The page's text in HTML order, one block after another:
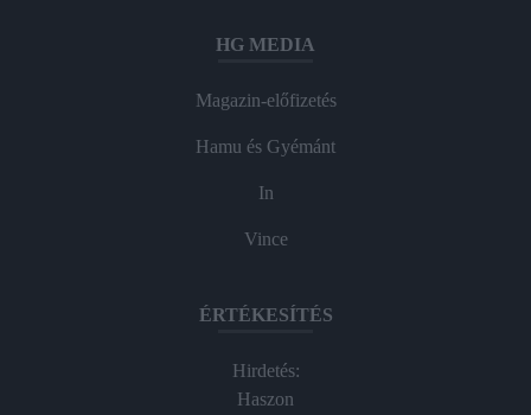
HG MEDIA
Magazin-előfizetés
Hamu és Gyémánt
In
Vince
ÉRTÉKESÍTÉS
Hirdetés:
Haszon